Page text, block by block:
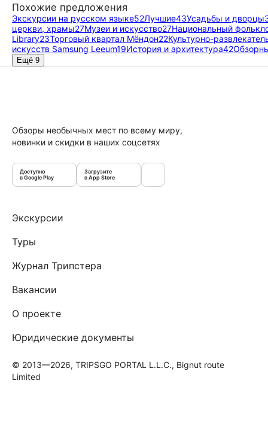
Похожие предложения
Экскурсии на русском языке52Лучшие43Усадьбы и дворцы
церкви, храмы27Музеи и искусство27Национальный
Library23Торговый квартал Мёндон22Культурно-
искусств Samsung Leeum19История и архитектура42
Ещё 9
Обзоры необычных мест по всему миру,
новинки и скидки в наших соцсетях
Доступно
в Google Play
Загрузите
в App Store
Экскурсии
Туры
Журнал Трипстера
Вакансии
О проекте
Юридические документы
© 2013—2026, TRIPSGO PORTAL L.L.C., Bignut route
Limited